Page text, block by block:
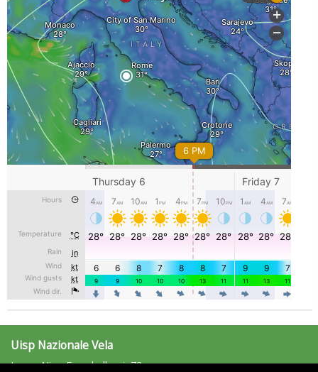
Tiziano Pesce a Radio InBlu2000 traccia il bilancio della stagione
Uisp Nazionale Vela
Largo Nino Franchellucci, 73